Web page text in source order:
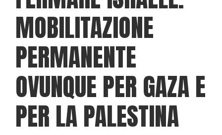
MOBILITAZIONE
PERMANENTE
OVUNQUE PER GAZA E
PER LA PALESTINA